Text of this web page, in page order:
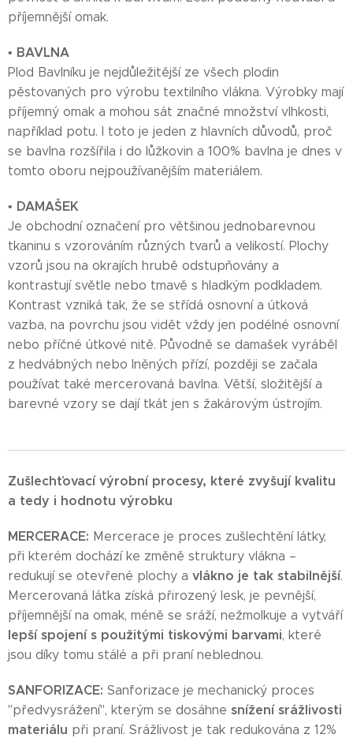
příjemnější omak.
• BAVLNA
Plod Bavlníku je nejdůležitější ze všech plodin
pěstovaných pro výrobu textilního vlákna. Výrobky mají
příjemný omak a mohou sát značné množství vlhkosti,
například potu. I toto je jeden z hlavních důvodů, proč
se bavlna rozšířila i do lůžkovin a 100% bavlna je dnes v
tomto oboru nejpoužívanějším materiálem.
• DAMAŠEK
Je obchodní označení pro většinou jednobarevnou
tkaninu s vzorováním různých tvarů a velikostí. Plochy
vzorů jsou na okrajích hrubě odstupňovány a
kontrastují světle nebo tmavě s hladkým podkladem.
Kontrast vzniká tak, že se střídá osnovní a útková
vazba, na povrchu jsou vidět vždy jen podélné osnovní
nebo příčné útkové nitě. Původně se damašek vyráběl
z hedvábných nebo lněných přízí, později se začala
používat také mercerovaná bavlna. Větší, složitější a
barevné vzory se dají tkát jen s žakárovým ústrojím.
Zušlechťovací výrobní procesy, které zvyšují kvalitu
a tedy i hodnotu výrobku
MERCERACE: Mercerace je proces zušlechtění látky,
při kterém dochází ke změně struktury vlákna –
redukují se otevřené plochy a vlákno je tak stabilnější.
Mercerovaná látka získá přirozený lesk, je pevnější,
příjemnější na omak, méně se sráží, nežmolkuje a vytváří
lepší spojení s použitými tiskovými barvami, které
jsou díky tomu stálé a při praní neblednou.
SANFORIZACE: Sanforizace je mechanický proces
"předvysrážení", kterým se dosáhne snížení srážlivosti
materiálu při praní. Srážlivost je tak redukována z 12%